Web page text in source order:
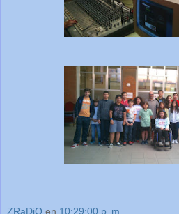
ZRaDiO en 10:29:00 p. m.